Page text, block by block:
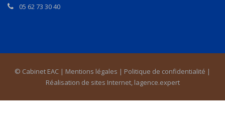
05 62 73 30 40
© Cabinet EAC | Mentions légales | Politique de confidentialité |
Réalisation de sites Internet, lagence.expert